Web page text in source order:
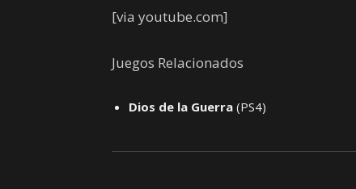
[via youtube.com]
Juegos Relacionados
Dios de la Guerra (PS4)